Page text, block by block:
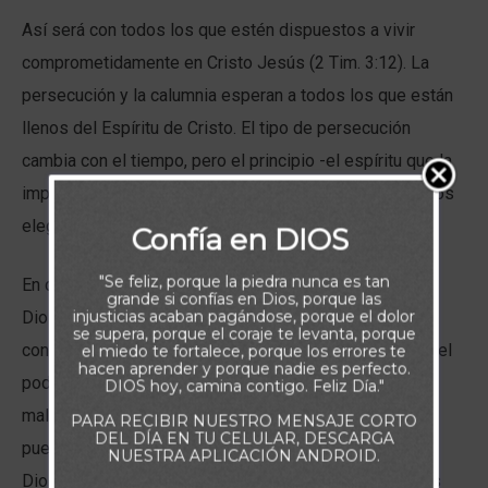
Así será con todos los que estén dispuestos a vivir
comprometidamente en Cristo Jesús (2 Tim. 3:12). La
persecución y la calumnia esperan a todos los que están
llenos del Espíritu de Cristo. El tipo de persecución
cambia con el tiempo, pero el principio -el espíritu que la
impulsa- es el mismo que ha provocado la muerte de los
elegidos del Señor desde los días de Abel.
En cada época, El enemigo ha perseguido al pueblo de
Dios. Ha torturado y asesinado a sus hijos, pero se han
convertido en vencedores al morir. Dieron testimonio del
poder de Uno que es más fuerte que Satanás. Los
malvados pueden torturar y matar el cuerpo, pero no
pueden tocar la vida que está escondida con Cristo en
Dios (Col. 3:3). Pueden atar a hombres y mujeres en las
Confía en DIOS
"Se feliz, porque la piedra nunca es tan
grande si confías en Dios, porque las
injusticias acaban pagándose, porque el dolor
se supera, porque el coraje te levanta, porque
el miedo te fortalece, porque los errores te
hacen aprender y porque nadie es perfecto.
DIOS hoy, camina contigo. Feliz Día."
PARA RECIBIR NUESTRO MENSAJE CORTO
DEL DÍA EN TU CELULAR, DESCARGA
NUESTRA APLICACIÓN ANDROID.